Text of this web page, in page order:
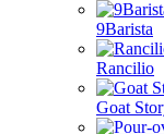
9Barista
Rancilio
Goat